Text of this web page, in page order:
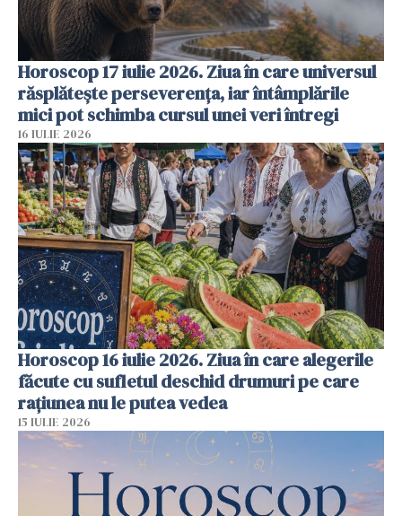
Horoscop 17 iulie 2026. Ziua în care universul
răsplătește perseverența, iar întâmplările
mici pot schimba cursul unei veri întregi
16 IULIE 2026
Horoscop 16 iulie 2026. Ziua în care alegerile
făcute cu sufletul deschid drumuri pe care
rațiunea nu le putea vedea
15 IULIE 2026